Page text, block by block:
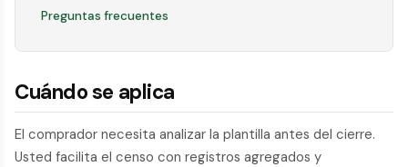
Preguntas frecuentes
Cuándo se aplica
El comprador necesita analizar la plantilla antes del cierre.
Usted facilita el censo con registros agregados y